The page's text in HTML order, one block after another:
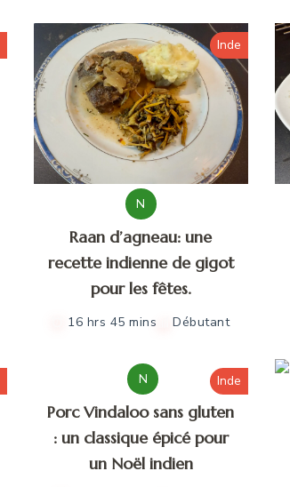
Inde
N
Raan d’agneau: une
recette indienne de gigot
pour les fêtes.
16 hrs 45 mins Débutant
Inde
N
Porc Vindaloo sans gluten
: un classique épicé pour
un Noël indien